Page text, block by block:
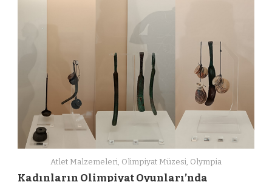
Atlet Malzemeleri, Olimpiyat Müzesi, Olympia
Kadınların Olimpiyat Oyunları’nda